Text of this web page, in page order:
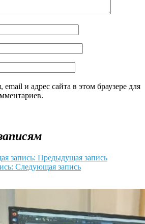
и адрес сайта в этом браузере для
запись: Предыдущая запись
Следующая запись